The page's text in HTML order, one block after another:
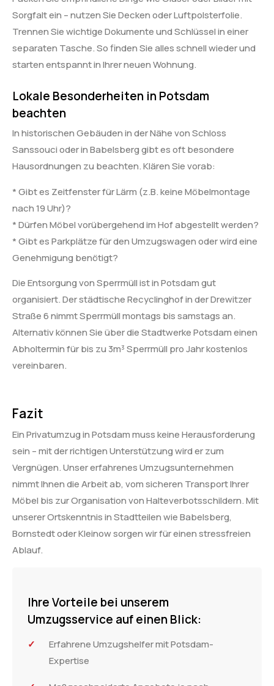
Sorgfalt ein – nutzen Sie Decken oder Luftpolsterfolie.
Trennen Sie wichtige Dokumente und Schlüssel in einer
separaten Tasche. So finden Sie alles schnell wieder und
starten entspannt in Ihrer neuen Wohnung.
Lokale Besonderheiten in Potsdam
beachten
In historischen Gebäuden in der Nähe von Schloss
Sanssouci oder in Babelsberg gibt es oft besondere
Hausordnungen zu beachten. Klären Sie vorab:
* Gibt es Zeitfenster für Lärm (z.B. keine Möbelmontage
nach 19 Uhr)?
* Dürfen Möbel vorübergehend im Hof abgestellt werden?
* Gibt es Parkplätze für den Umzugswagen oder wird eine
Genehmigung benötigt?
Die Entsorgung von Sperrmüll ist in Potsdam gut
organisiert. Der städtische Recyclinghof in der Drewitzer
Straße 6 nimmt Sperrmüll montags bis samstags an.
Alternativ können Sie über die Stadtwerke Potsdam einen
Abholtermin für bis zu 3m³ Sperrmüll pro Jahr kostenlos
vereinbaren.
Fazit
Ein Privatumzug in Potsdam muss keine Herausforderung
sein – mit der richtigen Unterstützung wird er zum
Vergnügen. Unser erfahrenes Umzugsunternehmen
nimmt Ihnen die Arbeit ab, vom sicheren Transport Ihrer
Möbel bis zur Organisation von Halteverbotsschildern. Mit
unserer Ortskenntnis in Stadtteilen wie Babelsberg,
Bornstedt oder Kleinow sorgen wir für einen stressfreien
Ablauf.
Ihre Vorteile bei unserem
Umzugsservice auf einen Blick:
Erfahrene Umzugshelfer mit Potsdam-
Expertise